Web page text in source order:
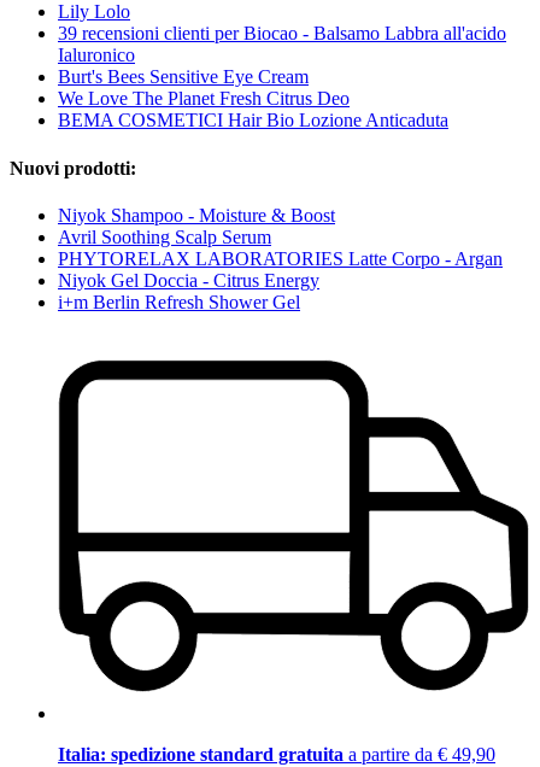
Lily Lolo
39 recensioni clienti per Biocao - Balsamo Labbra all'acido
Ialuronico
Burt's Bees Sensitive Eye Cream
We Love The Planet Fresh Citrus Deo
BEMA COSMETICI Hair Bio Lozione Anticaduta
Nuovi prodotti:
Niyok Shampoo - Moisture & Boost
Avril Soothing Scalp Serum
PHYTORELAX LABORATORIES Latte Corpo - Argan
Niyok Gel Doccia - Citrus Energy
i+m Berlin Refresh Shower Gel
Italia: spedizione standard gratuita a partire da € 49,90